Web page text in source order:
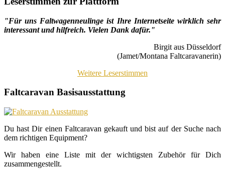
"Für uns Faltwagenneulinge ist Ihre Internetseite wirklich sehr
interessant und hilfreich. Vielen Dank dafür."
Birgit aus Düsseldorf
(Jamet/Montana Faltcaravanerin)
Weitere Leserstimmen
Faltcaravan Basisausstattung
Du hast Dir einen Faltcaravan gekauft und bist auf der Suche nach
dem richtigen Equipment?
Wir haben eine Liste mit der wichtigsten Zubehör für Dich
zusammengestellt.